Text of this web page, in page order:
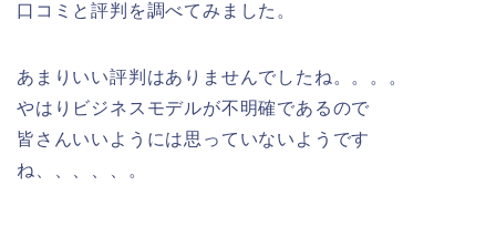
口コミと評判を調べてみました。
あまりいい評判はありませんでしたね。。。。
やはりビジネスモデルが不明確であるので
皆さんいいようには思っていないようです
ね、、、、、。